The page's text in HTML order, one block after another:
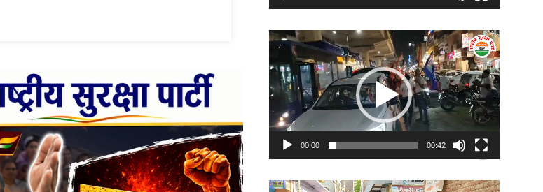
Video
Player
00:00 00:42
Video